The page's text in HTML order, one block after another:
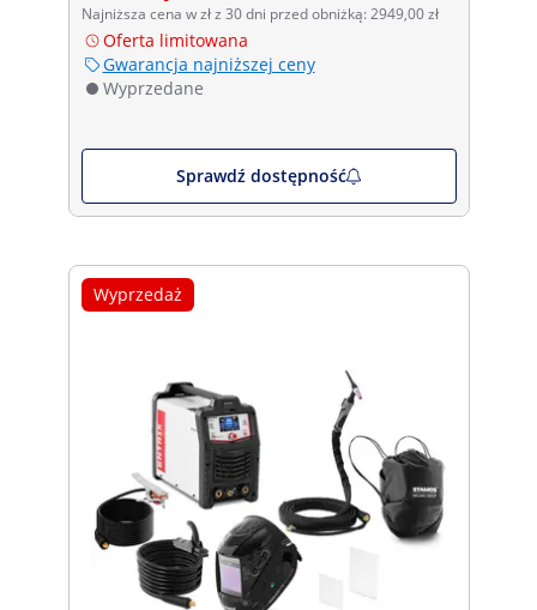
Najniższa cena w zł z 30 dni przed obniżką: 2949,00 zł
Oferta limitowana
Gwarancja najniższej ceny
Wyprzedane
Sprawdź dostępność
Wyprzedaż